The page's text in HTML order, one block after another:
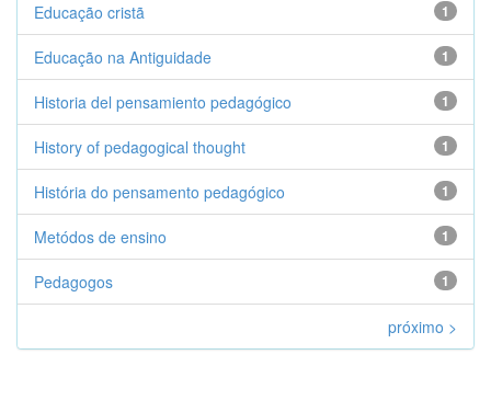
1
Educação cristã
1
Educação na Antiguidade
1
Historia del pensamiento pedagógico
1
History of pedagogical thought
1
História do pensamento pedagógico
1
Metódos de ensino
1
Pedagogos
próximo >